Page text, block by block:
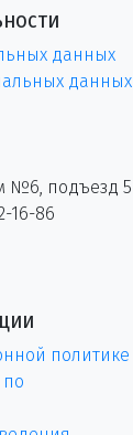
данных
данных
№6, подъезд 5
16-86
политике